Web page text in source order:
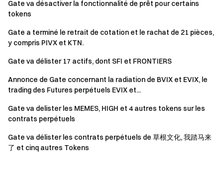
Passerelle d'accès aux cryptomonnaies
Tradez plus de 4,900 cryptomonnaies en toute sécurité,
rapidement et facilement.
Inscrivez-vouset gagnez jusqu'à 10 000 $ de récompenses
de bienvenue
Invitez des amiset gagnez une commission de 40%.
Visitez le site officiel de Gate
Suivez-nous sur X (Twitter)pour obtenir plus de bonus
Rejoignez notre communauté Telegram
Gate va désactiver la fonctionnalité de prêt pour certains
tokens
Gate a terminé le retrait de cotation et le rachat de 21 pièces,
y compris PIVX et KTN.
Gate va délister 17 actifs, dont SFI et FRONTIERS
Annonce de Gate concernant la radiation de BVIX et EVIX, le
trading des Futures perpétuels EVIX et...
Gate va delister les MEMES, HIGH et 4 autres tokens sur les
contrats perpétuels
Gate va délister les contrats perpétuels de 草根文化, 我踏马来
了 et cinq autres Tokens